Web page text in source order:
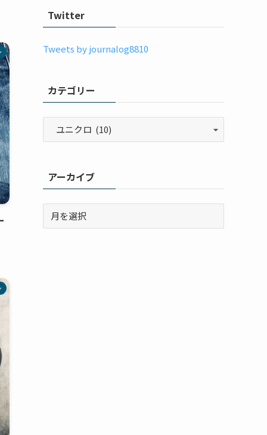
Twitter
Tweets by journalog8810
カテゴリー
アーカイブ